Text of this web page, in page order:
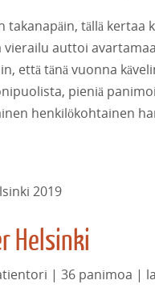
takanapäin, tällä
auttoi
että tänä vuonna
pieniä
henkilökohtainen
2019
Helsinki
| 36 panimoa |